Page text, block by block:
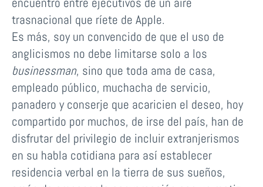
trasnacional que ríete de Apple.
Es más, soy un convencido de que el uso de
anglicismos no debe limitarse solo a los
businessman, sino que toda ama de casa,
empleado público, muchacha de servicio,
panadero y conserje que acaricien el deseo, hoy
compartido por muchos, de irse del país, han de
disfrutar del privilegio de incluir extranjerismos
en su habla cotidiana para así establecer
residencia verbal en la tierra de sus sueños,